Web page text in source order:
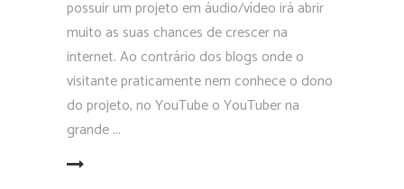
possuir um projeto em áudio/vídeo irá abrir
muito as suas chances de crescer na
internet. Ao contrário dos blogs onde o
visitante praticamente nem conhece o dono
do projeto, no YouTube o YouTuber na
grande